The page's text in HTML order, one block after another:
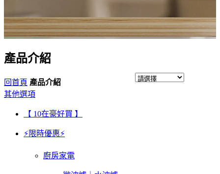
產品介紹
回首頁 產品介紹
其他選項
【 10在豪好買 】
⚡限時優惠⚡
廚房家電